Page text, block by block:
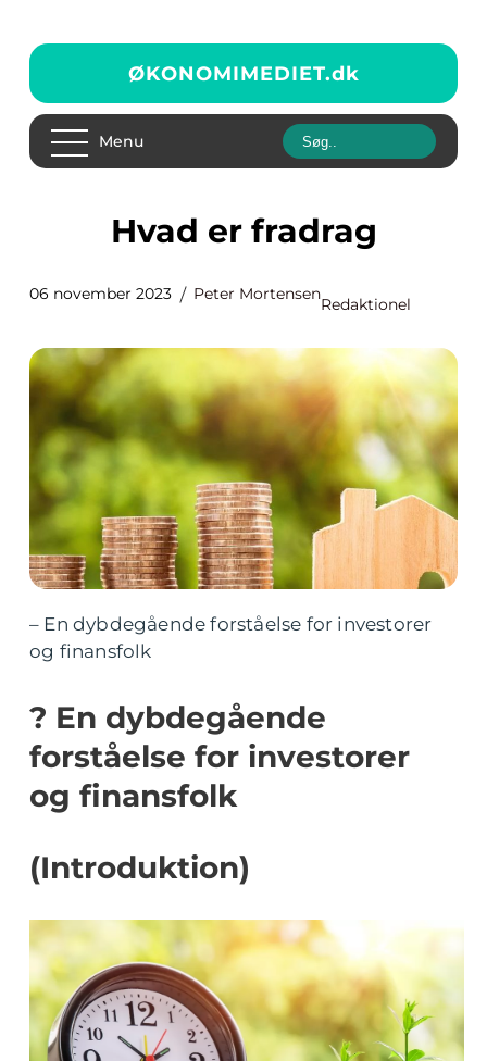
ØKONOMIMEDIET.dk
Menu
Hvad er fradrag
06 november 2023 Peter Mortensen
Redaktionel
– En dybdegående forståelse for investorer
og finansfolk
? En dybdegående
forståelse for investorer
og finansfolk
(Introduktion)